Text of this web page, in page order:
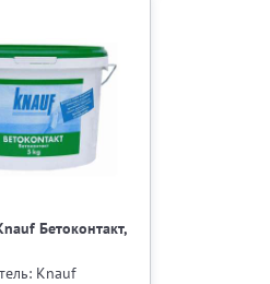
Бетоконтакт,
Knauf